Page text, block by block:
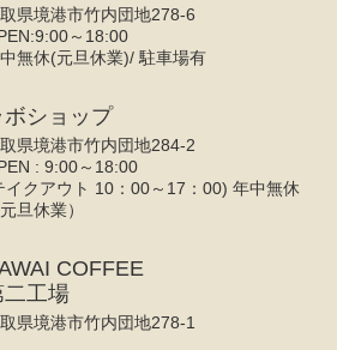
県境港市竹内団地278-6
～18:00
無休(元旦休業)/ 駐車場有
ボショップ
県境港市竹内団地284-2
: 9:00～18:00
イクアウト 10：00～17：00) 年中無休
元旦休業）
COFFEE
二工場
県境港市竹内団地278-1